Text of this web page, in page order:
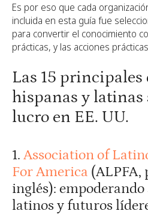
Es por eso que cada
incluida en esta guía fue
para convertir el conocimiento
prácticas, y las acciones
Las 15
hispanas y latinas
lucro en EE. UU.
1. Association of
For America (ALPFA,
inglés):
latinos y futuros